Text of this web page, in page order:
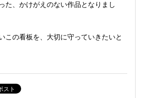
た、かけがえのない作品となりまし
この看板を、大切に守っていきたいと